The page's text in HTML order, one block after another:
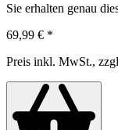
Sie erhalten genau
69,99 € *
Preis inkl. MwSt.,